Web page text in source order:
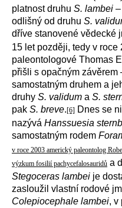
platnost druhu S. lambei
odlišný od druhu S.
dříve stanovené vědecké
15 let později, tedy v roce
paleontologové Thomas
přišli s opačným závěrem
samostatným druhem a
druhy S. validum a S.
pak S. breve.[6] Dnes se
nazývá Hanssuesia
samostatným rodem
v roce 2003 americký paleontolog
výzkum fosilií pachycefalosauridů a
Stegoceras lambei je
zasloužil vlastní rodové
Colepiocephale lambei, v